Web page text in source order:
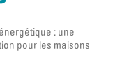
: une
pour les maisons